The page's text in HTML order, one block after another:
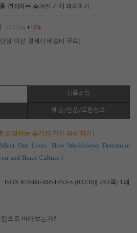
결정하는 숨겨진 가치 파헤치기
13,000원 10%
원 이상 결제시 배송비 무료)
상품리뷰
배송/반품/교환정보
결정하는 숨겨진 가치 파헤치기)
Our Lives: How Worldviews Determine
and Shape Culture )
ISBN 978-89-388-1653-5 (03230)| 262쪽| 1쇄
즈로 바라보는가?